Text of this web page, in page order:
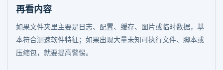
再看内容
如果文件夹里主要是日志、配置、缓存、图片或临时数据，基
本符合测速软件特征；如果出现大量未知可执行文件、脚本或
压缩包，就要提高警惕。